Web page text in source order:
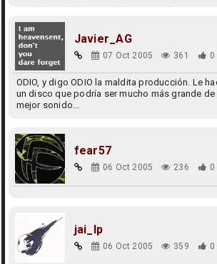
Javier_AG
07 Oct 2005 361 0
ODIO, y digo ODIO la maldita producción. Le
un disco que podría ser mucho más grande
mejor sonido...
fear57
06 Oct 2005 236 0
jai_lp
06 Oct 2005 359 0